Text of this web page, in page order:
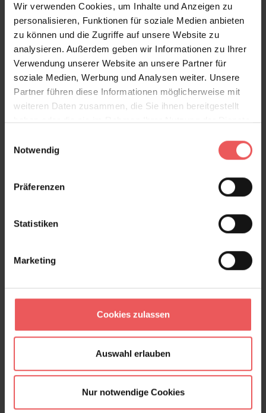
Wir verwenden Cookies, um Inhalte und Anzeigen zu
personalisieren, Funktionen für soziale Medien anbieten
zu können und die Zugriffe auf unsere Website zu
analysieren. Außerdem geben wir Informationen zu Ihrer
Verwendung unserer Website an unsere Partner für
soziale Medien, Werbung und Analysen weiter. Unsere
Partner führen diese Informationen möglicherweise mit
weiteren Daten zusammen, die Sie ihnen bereitgestellt
haben oder die sie im Rahmen Ihrer Nutzung der Dienste
Notwendig
Präferenzen
Statistiken
Marketing
Cookies zulassen
Auswahl erlauben
Nur notwendige Cookies
Räume, die Authentizität und ein gewisses Maß an
Verspieltheit zelebrieren. Die organischen Formen und
kräftigen Farben laden dazu ein, den Raum mit
rustikalen Materialien wie dunklem Holz oder Keramik
zu gestalten, während es zugleich einen charmanten
Kontrast zu modernen Möbeln bietet.
Ideal für Menschen, die das Außergewöhnliche lieben
und Räume mit einem Hauch von erzählerischer
Charakter und kulturelle Tiefe.
FAQ Teilen!
Sie haben Fragen zum Produkt?
Frage stellen
+49 (0)221 932 81 82